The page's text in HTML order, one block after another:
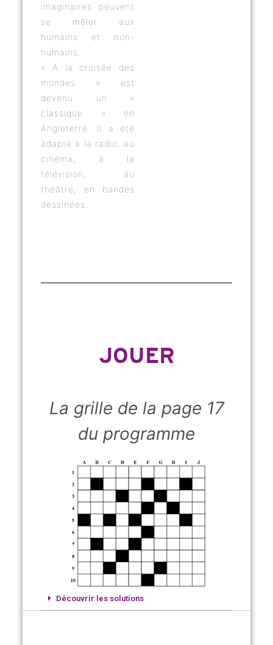
imaginaires peuvent
se mêler aux
humains et non-
humains.
« A la croisée des
mondes » est
devenu un «
classique » en
Angleterre. Il a été
adapté à la radio, au
cinéma, à la
télévision, au
théâtre, en bandes
dessinées…
JOUER
La grille de la page 17
du programme
Découvrir les solutions